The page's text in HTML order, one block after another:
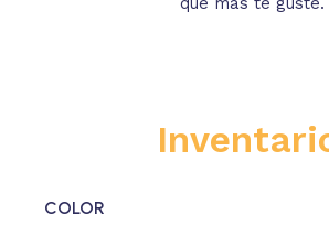
COLOR